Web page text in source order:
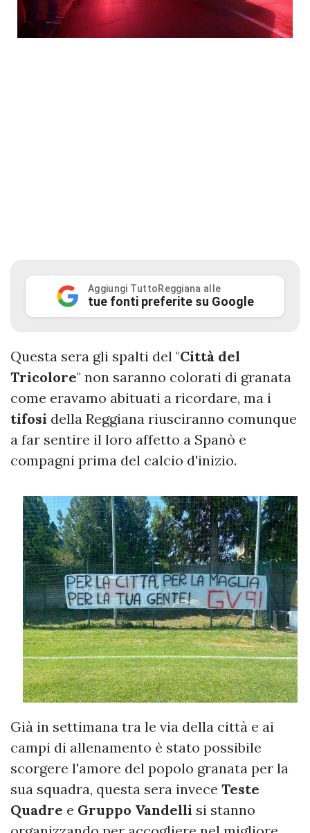
Aggiungi TuttoReggiana alle
tue fonti preferite su Google
Questa sera gli spalti del "Città del
Tricolore" non saranno colorati di granata
come eravamo abituati a ricordare, ma i
tifosi della Reggiana riusciranno comunque
a far sentire il loro affetto a Spanò e
compagni prima del calcio d'inizio.
Già in settimana tra le via della città e ai
campi di allenamento è stato possibile
scorgere l'amore del popolo granata per la
sua squadra, questa sera invece Teste
Quadre e Gruppo Vandelli si stanno